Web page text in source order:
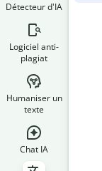
Détecteur d'IA
Logiciel anti-
plagiat
Humaniser un
texte
Chat IA